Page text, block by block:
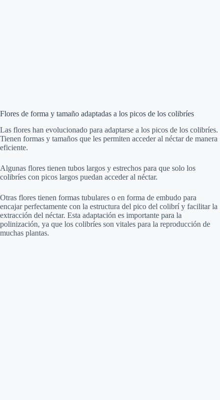
Flores de forma y tamaño adaptadas a los picos de los colibríes
Las flores han evolucionado para adaptarse a los picos de los colibríes.
Tienen formas y tamaños que les permiten acceder al néctar de manera
eficiente.
Algunas flores tienen tubos largos y estrechos para que solo los
colibríes con picos largos puedan acceder al néctar.
Otras flores tienen formas tubulares o en forma de embudo para
encajar perfectamente con la estructura del pico del colibrí y facilitar la
extracción del néctar. Esta adaptación es importante para la
polinización, ya que los colibríes son vitales para la reproducción de
muchas plantas.